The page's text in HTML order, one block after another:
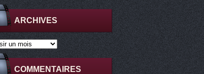
ARCHIVES
COMMENTAIRES